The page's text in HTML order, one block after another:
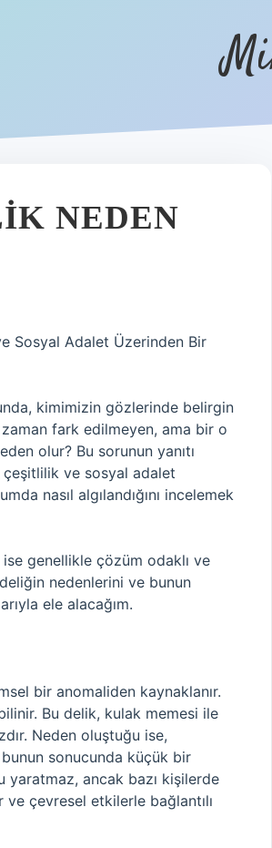
NEDEN
Sosyal Adalet Üzerinden Bir
kimimizin gözlerinde belirgin
fark edilmeyen, ama bir o
olur? Bu sorunun yanıtı
ve sosyal adalet
nasıl algılandığını incelemek
genellikle çözüm odaklı ve
nedenlerini ve bunun
ele alacağım.
bir anomaliden kaynaklanır.
Bu delik, kulak memesi ile
Neden oluştuğu ise,
sonucunda küçük bir
yaratmaz, ancak bazı kişilerde
çevresel etkilerle bağlantılı